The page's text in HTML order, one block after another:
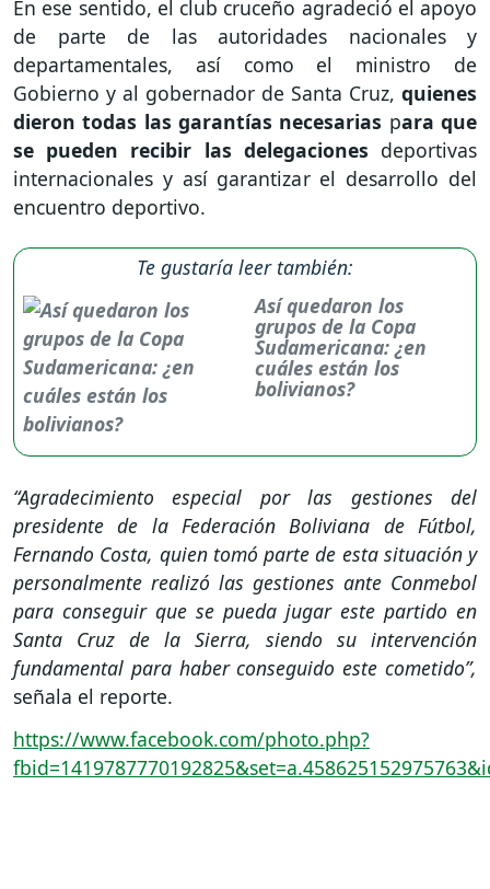
En ese sentido, el club cruceño agradeció el apoyo
de parte de las autoridades nacionales y
departamentales, así como el ministro de
Gobierno y al gobernador de Santa Cruz, quienes
dieron todas las garantías necesarias para que
se pueden recibir las delegaciones deportivas
internacionales y así garantizar el desarrollo del
encuentro deportivo.
Te gustaría leer también:
Así quedaron los
grupos de la Copa
Sudamericana: ¿en
cuáles están los
bolivianos?
“Agradecimiento especial por las gestiones del
presidente de la Federación Boliviana de Fútbol,
Fernando Costa, quien tomó parte de esta situación y
personalmente realizó las gestiones ante Conmebol
para conseguir que se pueda jugar este partido en
Santa Cruz de la Sierra, siendo su intervención
fundamental para haber conseguido este cometido”,
señala el reporte.
https://www.facebook.com/photo.php?